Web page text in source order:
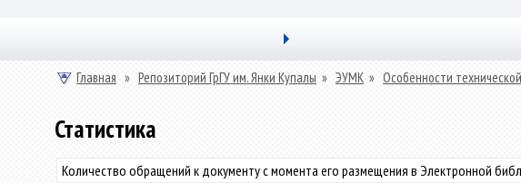
Главная » Репозиторий ГрГУ им. Янки Купалы » ЭУМК » Особенности
Статистика
Количество обращений к документу с момента его размещения в Электронной